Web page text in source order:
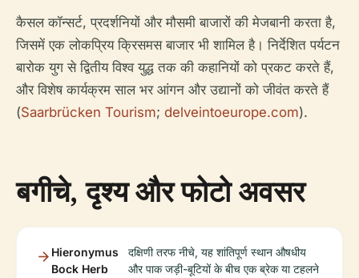
कैसल कॉन्सर्ट, प्रदर्शनियों और मौसमी बाजारों की मेजबानी करता है,
जिसमें एक लोकप्रिय क्रिसमस बाजार भी शामिल है। निर्देशित पर्यटन
बारोक युग से द्वितीय विश्व युद्ध तक की कहानियों को प्रकट करते हैं,
और विशेष कार्यक्रम साल भर आंगन और उद्यानों को जीवंत करते हैं
(Saarbrücken Tourism; delveintoeurope.com).
बगीचे, दृश्य और फोटो अवसर
Hieronymus
Bock Herb
दक्षिणी तरफ नीचे, यह शांतिपूर्ण स्थान औषधीय
और पाक जड़ी-बूटियों के बीच एक ब्रेक या टहलने